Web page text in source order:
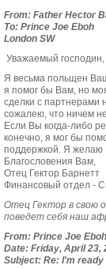
From: Father Hector
To: Prince Joe Eboh
London SW
Уважаемый господин,
Я весьма польщен
я помог бы Вам, но
сделки с
сожалею, что ничем
Если Вы когда-либо
конечно, я мог бы
поддержкой. Я желаю
Благословения Вам,
Отец Гектор Барнетт
Финансовый отдел -
Отец Гектор в свою
поведет себя наш
From: Prince Joe Eboh
Date: Friday, April 23,
Subject: Re: I'm